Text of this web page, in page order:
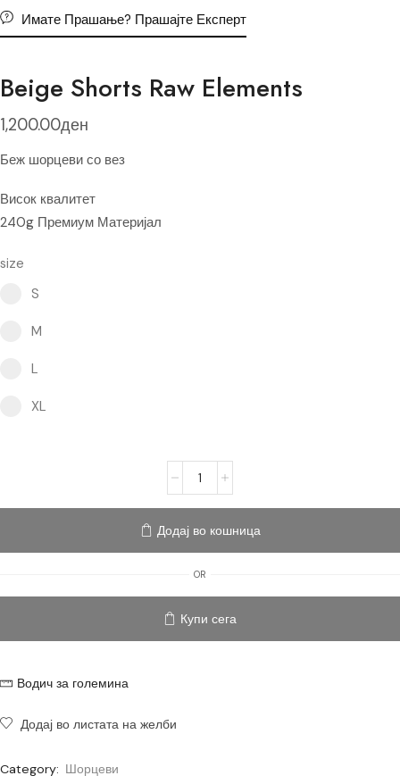
Имате Прашање? Прашајте Експерт
Beige Shorts Raw Elements
1,200.00ден
Беж шорцеви со вез
Висок квалитет
240g Премиум Материјал
size
Select pa_size
S
S option for pa_size
M
M option for pa_size
L
L option for pa_size
XL
XL option for pa_size
Додај во кошница
OR
Купи сега
Водич за големина
Додај во листата на желби
Category: Шорцеви